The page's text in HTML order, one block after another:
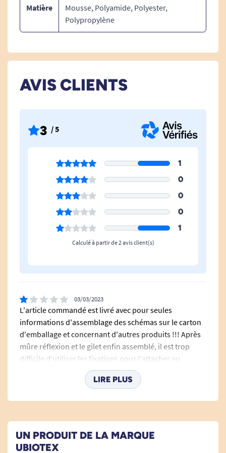
DIMENSIONS :
Largeur rembourrage entre-jambes : 13-8,5 cm.
Longueur rembourrage entre-jambes : 44 cm.
Largeur ceinture : 14,5 cm.
Longueur ceinture : 47 cm.
ENTRETIEN :
Lavage à la main ou en machine (température
max : 40°).
Voir tous les accessoires pour fauteuil roulant.
Voir tous les produits pour m'aider à me souvenir.
Voir tous les produits pour m'aider à être bienveillant (confusion ,
Alzheimer).
Voir tous les produits pour m'aider à apaiser les
Voir tous les produits pour m'aider à me tenir / me maintenir.
Matière
Mousse, Polyamide, Polyester,
Polypropylène
AVIS CLIENTS
3 / 5
1
0
0
0
1
Calculé à partir de 2 avis client(s)
03/03/2023
L'article commandé est livré avec pour seules
informations d'assemblage des schémas sur le carton
d'emballage et concernant d'autres produits !!! Après
mûre réflexion et le gilet enfin assemblé, il est trop
difficile d'utiliser les fixations pour l'attacher au
fauteuil ! Ne servira jamais, ne surtout pas acheter !!!
explicites, voire non destinées au produit commandé.
J'en informe le service produit qui mènera l'enquête
LIRE PLUS
UN PRODUIT DE LA MARQUE
UBIOTEX